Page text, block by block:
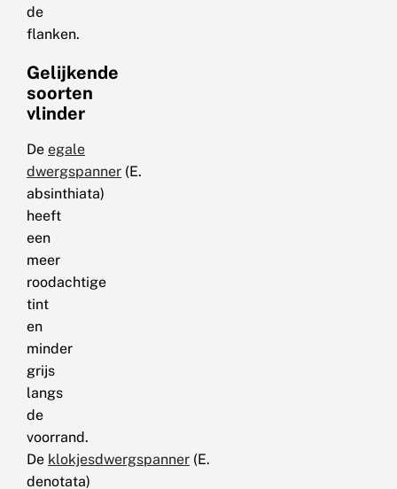
de
flanken.
Gelijkende
soorten
vlinder
De egale
dwergspanner (E.
absinthiata)
heeft
een
meer
roodachtige
tint
en
minder
grijs
langs
de
voorrand.
De klokjesdwergspanner (E.
denotata)